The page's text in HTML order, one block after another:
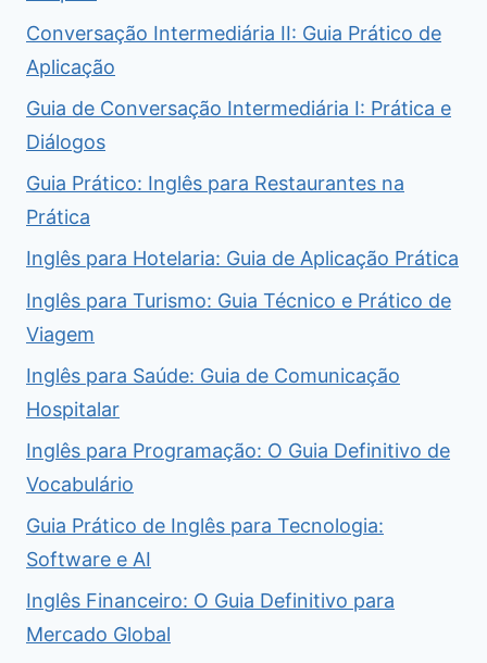
Conversação Intermediária II: Guia Prático de
Aplicação
Guia de Conversação Intermediária I: Prática e
Diálogos
Guia Prático: Inglês para Restaurantes na
Prática
Inglês para Hotelaria: Guia de Aplicação Prática
Inglês para Turismo: Guia Técnico e Prático de
Viagem
Inglês para Saúde: Guia de Comunicação
Hospitalar
Inglês para Programação: O Guia Definitivo de
Vocabulário
Guia Prático de Inglês para Tecnologia:
Software e AI
Inglês Financeiro: O Guia Definitivo para
Mercado Global